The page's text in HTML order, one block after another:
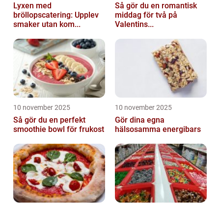
Lyxen med
bröllopscatering: Upplev
smaker utan kom...
Så gör du en romantisk
middag för två på
Valentins...
10 november 2025
Så gör du en perfekt
smoothie bowl för frukost
10 november 2025
Gör dina egna
hälsosamma energibars